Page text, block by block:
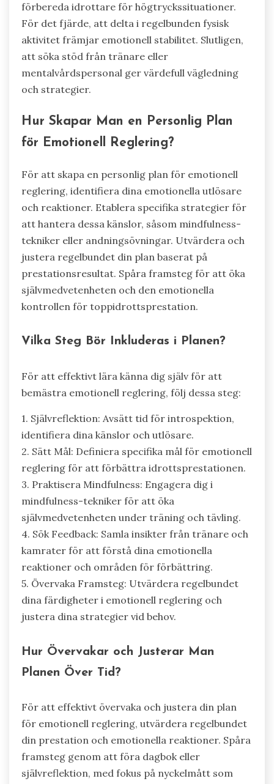
förbereda idrottare för högtryckssituationer.
För det fjärde, att delta i regelbunden fysisk
aktivitet främjar emotionell stabilitet. Slutligen,
att söka stöd från tränare eller
mentalvårdspersonal ger värdefull vägledning
och strategier.
Hur Skapar Man en Personlig Plan
för Emotionell Reglering?
För att skapa en personlig plan för emotionell
reglering, identifiera dina emotionella utlösare
och reaktioner. Etablera specifika strategier för
att hantera dessa känslor, såsom mindfulness-
tekniker eller andningsövningar. Utvärdera och
justera regelbundet din plan baserat på
prestationsresultat. Spåra framsteg för att öka
självmedvetenheten och den emotionella
kontrollen för toppidrottsprestation.
Vilka Steg Bör Inkluderas i Planen?
För att effektivt lära känna dig själv för att
bemästra emotionell reglering, följ dessa steg:
1. Självreflektion: Avsätt tid för introspektion,
identifiera dina känslor och utlösare.
2. Sätt Mål: Definiera specifika mål för emotionell
reglering för att förbättra idrottsprestationen.
3. Praktisera Mindfulness: Engagera dig i
mindfulness-tekniker för att öka
självmedvetenheten under träning och tävling.
4. Sök Feedback: Samla insikter från tränare och
kamrater för att förstå dina emotionella
reaktioner och områden för förbättring.
5. Övervaka Framsteg: Utvärdera regelbundet
dina färdigheter i emotionell reglering och
justera dina strategier vid behov.
Hur Övervakar och Justerar Man
Planen Över Tid?
För att effektivt övervaka och justera din plan
för emotionell reglering, utvärdera regelbundet
din prestation och emotionella reaktioner. Spåra
framsteg genom att föra dagbok eller
självreflektion, med fokus på nyckelmått som